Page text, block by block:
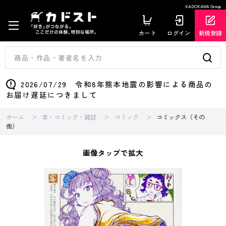
KADOKAWA Group
カート ログイン 新規登録
2026/07/29 令和8年熊本地震の影響による商品の
お届け遅延につきまして
ホーム 本・コミック・雑誌 コミック
コミックス（その
他）
画像タップで拡大